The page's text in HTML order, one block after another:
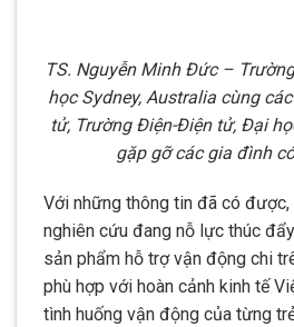
TS. Nguyễn Minh Đức –
học Sydney, Australia cùng
tử, Trường Điện-Điện tử, Đại
gặp gỡ các gia đình
Với những thông tin đã có được,
nghiên cứu đang nỗ lực thúc
sản phẩm hỗ trợ vận động chi
phù hợp với hoàn cảnh kinh tế
tình huống vận động của từng